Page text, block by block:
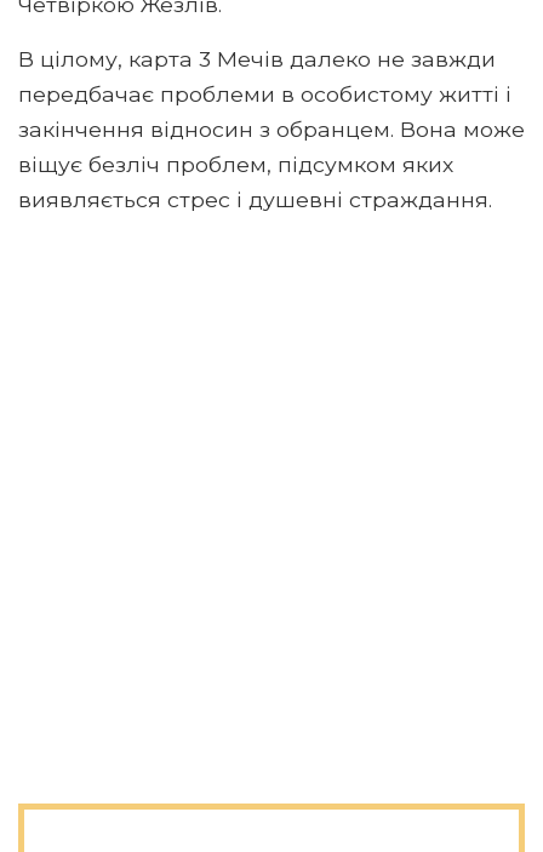
В цілому, карта 3 Мечів далеко не завжди
передбачає проблеми в особистому житті і
закінчення відносин з обранцем. Вона може
віщує безліч проблем, підсумком яких
виявляється стрес і душевні страждання.